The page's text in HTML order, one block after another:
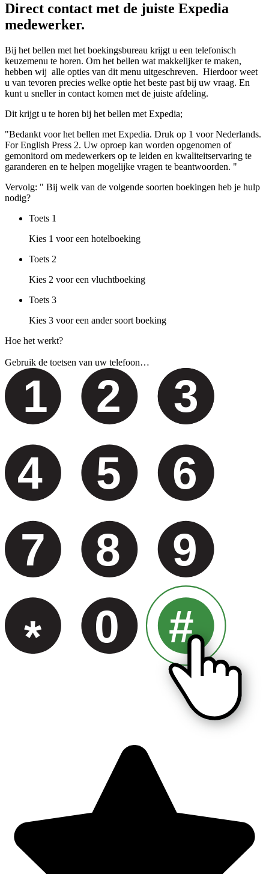
Direct contact met de juiste Expedia
medewerker.
Bij het bellen met het boekingsbureau krijgt u een telefonisch
keuzemenu te horen. Om het bellen wat makkelijker te maken,
hebben wij alle opties van dit menu uitgeschreven. Hierdoor weet
u van tevoren precies welke optie het beste past bij uw vraag. En
kunt u sneller in contact komen met de juiste afdeling.
Dit krijgt u te horen bij het bellen met Expedia;
"Bedankt voor het bellen met Expedia. Druk op 1 voor Nederlands.
For English Press 2. Uw oproep kan worden opgenomen of
gemonitord om medewerkers op te leiden en kwaliteitservaring te
garanderen en te helpen mogelijke vragen te beantwoorden. "
Vervolg: " Bij welk van de volgende soorten boekingen heb je hulp
nodig?
Toets 1
Kies 1 voor een hotelboeking
Toets 2
Kies 2 voor een vluchtboeking
Toets 3
Kies 3 voor een ander soort boeking
Hoe het werkt?
Gebruik de toetsen van uw telefoon…
1 2
3
4
5 6
7 8
9
*
0 #